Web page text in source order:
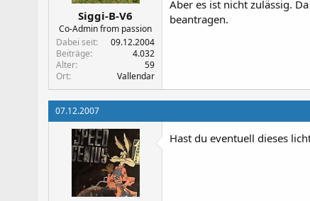
Siggi-B-V6
Co-Admin from passion
Dabei seit
09.12.2004
Beiträge
4.032
Alter
59
Ort
Vallendar
Aber es ist nicht zulässig.
beantragen.
07.12.2007
Hast du eventuell dieses